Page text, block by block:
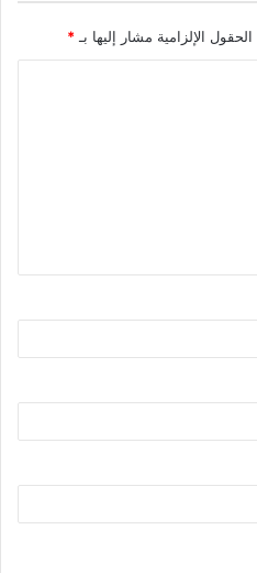
الحقول الإلزامية مشار إليها بـ *